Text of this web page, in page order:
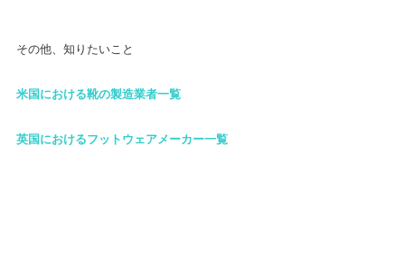
その他、知りたいこと
米国における靴の製造業者一覧
英国におけるフットウェアメーカー一覧